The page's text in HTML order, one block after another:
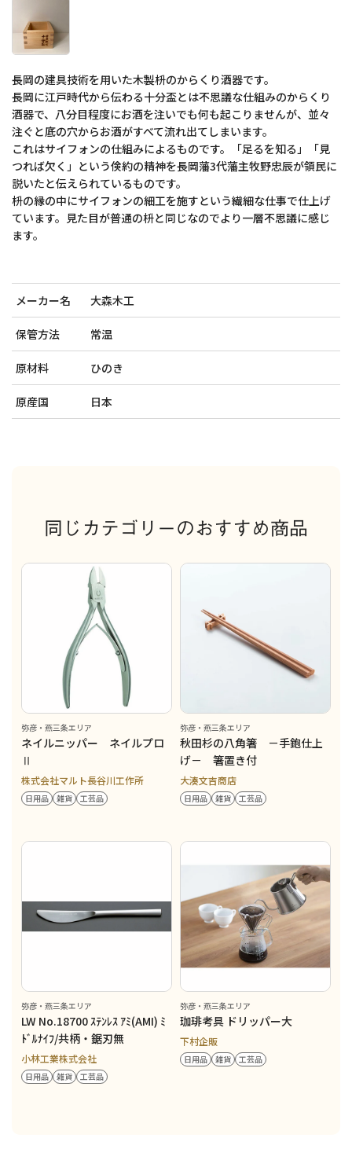
長岡の建具技術を用いた木製枡のからくり酒器です。
長岡に江戸時代から伝わる十分盃とは不思議な仕組みのからくり
酒器で、八分目程度にお酒を注いでも何も起こりませんが、並々
注ぐと底の穴からお酒がすべて流れ出てしまいます。
これはサイフォンの仕組みによるものです。「足るを知る」「見
つれば欠く」という倹約の精神を長岡藩3代藩主牧野忠辰が領民に
説いたと伝えられているものです。
枡の縁の中にサイフォンの細工を施すという繊細な仕事で仕上げ
ています。見た目が普通の枡と同じなのでより一層不思議に感じ
ます。
メーカー名 大森木工
保管方法 常温
原材料 ひのき
原産国 日本
同じカテゴリーのおすすめ商品
弥彦・燕三条エリア
ネイルニッパー ネイルプロ
Ⅱ
株式会社マルト長谷川工作所
日用品 雑貨 工芸品
弥彦・燕三条エリア
秋田杉の八角箸 －手鉋仕上
げ－ 箸置き付
大湊文吉商店
日用品 雑貨 工芸品
弥彦・燕三条エリア
LW No.18700 ｽﾃﾝﾚｽ ｱﾐ(AMI) ﾐ
ﾄﾞﾙﾅｲﾌ/共柄・鋸刃無
小林工業株式会社
日用品 雑貨 工芸品
弥彦・燕三条エリア
珈琲考具 ドリッパー大
下村企販
日用品 雑貨 工芸品